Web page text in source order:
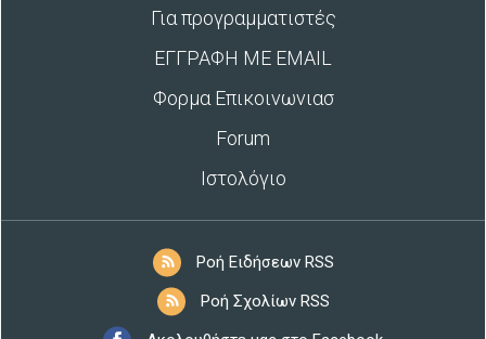
Για προγραμματιστές
ΕΓΓΡΑΦΗ ΜΕ EMAIL
Φορμα Επικοινωνιασ
Forum
Ιστολόγιο
Ροή Ειδήσεων RSS
Ροή Σχολίων RSS